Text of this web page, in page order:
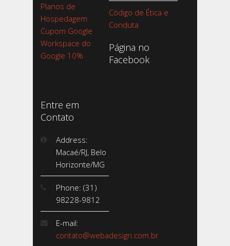
Planos de
Hospedagem
Cupom Google
Workspace do
Google 10%
Código de Ética e
Conduta
Página no
Facebook
Entre em
Contato
Address:
Macaé/RJ, Belo
Horizonte/MG
Phone: (31)
98228-9812
E-mail:
contato@webadesign.com.br